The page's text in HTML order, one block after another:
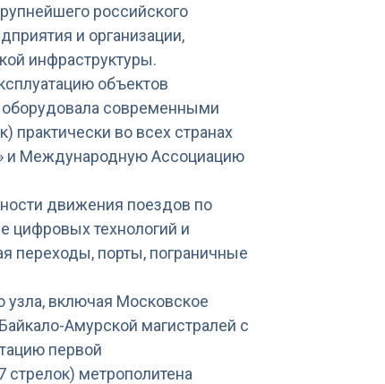
российского
и организации,
инфраструктуры.
объектов
оборудовала современными
практически во всех странах
и Международную Ассоциацию
движения поездов по
цифровых технологий и
переходы, порты, пограничные
узла, включая Московское
Амурской магистралей с
первой
метрополитена